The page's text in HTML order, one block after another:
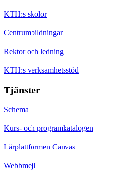
KTH:s skolor
Centrumbildningar
Rektor och ledning
KTH:s verksamhetsstöd
Tjänster
Schema
Kurs- och programkatalogen
Lärplattformen Canvas
Webbmejl